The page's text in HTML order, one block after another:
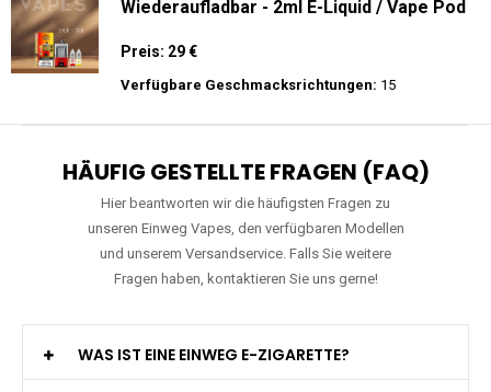
Wiederaufladbar - 2ml E-Liquid / Vape Pod
Preis: 29 €
Verfügbare Geschmacksrichtungen: 15
HÄUFIG GESTELLTE FRAGEN (FAQ)
Hier beantworten wir die häufigsten Fragen zu
unseren Einweg Vapes, den verfügbaren Modellen
und unserem Versandservice. Falls Sie weitere
Fragen haben, kontaktieren Sie uns gerne!
WAS IST EINE EINWEG E-ZIGARETTE?